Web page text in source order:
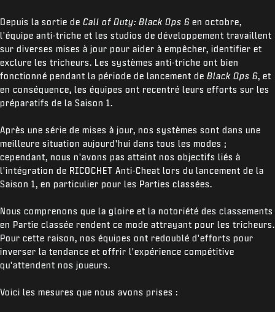
Depuis la sortie de Call of Duty: Black Ops 6 en octobre,
l'équipe anti-triche et les studios de développement travaillent
sur diverses mises à jour pour aider à empêcher, identifier et
exclure les tricheurs. Les systèmes anti-triche ont bien
fonctionné pendant la période de lancement de Black Ops 6, et
en conséquence, les équipes ont recentré leurs efforts sur les
préparatifs de la Saison 1.
Après une série de mises à jour, nos systèmes sont dans une
meilleure situation aujourd'hui dans tous les modes ;
cependant, nous n'avons pas atteint nos objectifs liés à
l'intégration de RICOCHET Anti-Cheat lors du lancement de la
Saison 1, en particulier pour les Parties classées.
Nous comprenons que la gloire et la notoriété des classements
en Partie classée rendent ce mode attrayant pour les tricheurs.
Pour cette raison, nos équipes ont redoublé d'efforts pour
inverser la tendance et offrir l'expérience compétitive
qu'attendent nos joueurs.
Voici les mesures que nous avons prises :